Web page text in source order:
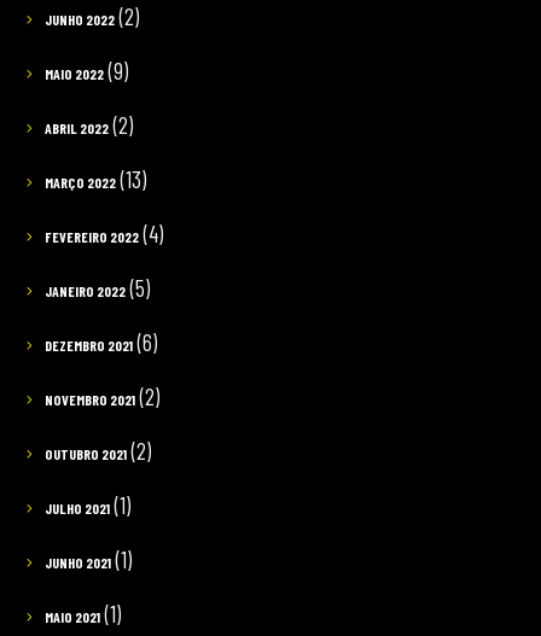
JUNHO 2022(2)
MAIO 2022(9)
ABRIL 2022(2)
MARÇO 2022(13)
FEVEREIRO 2022(4)
JANEIRO 2022(5)
DEZEMBRO 2021(6)
NOVEMBRO 2021(2)
OUTUBRO 2021(2)
JULHO 2021(1)
JUNHO 2021(1)
MAIO 2021(1)